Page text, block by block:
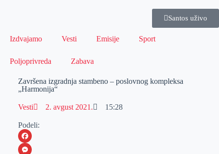
Santos uživo
Izdvajamo Vesti Emisije Sport
Poljoprivreda Zabava
Završena izgradnja stambeno – poslovnog kompleksa
„Harmonija“
Vesti 2. avgust 2021. 15:28
Podeli:
F